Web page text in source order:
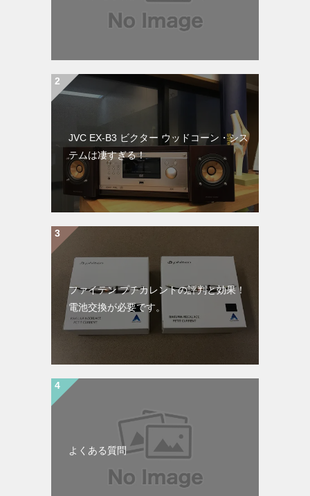
JVC EX-B3 ビクター ウッドコーン・シス
テムは凄すぎる！
ファイテン プチカレントの評判と効果！
電池交換が必要です。
よくある質問